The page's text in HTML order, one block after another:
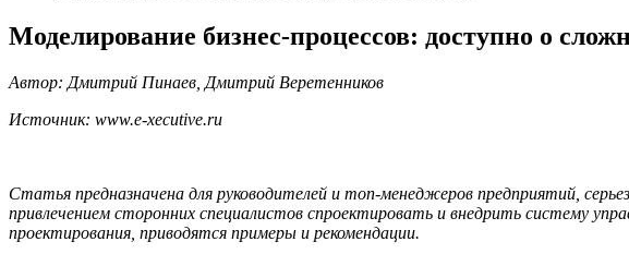
Моделирование бизнес-процессов: доступно о
Автор: Дмитрий Пинаев, Дмитрий Веретенников
Источник: www.e-xecutive.ru
Статья предназначена для руководителей и топ-менеджеров предприятий,
привлечением сторонних специалистов спроектировать и внедрить систему
проектирования, приводятся примеры и рекомендации.